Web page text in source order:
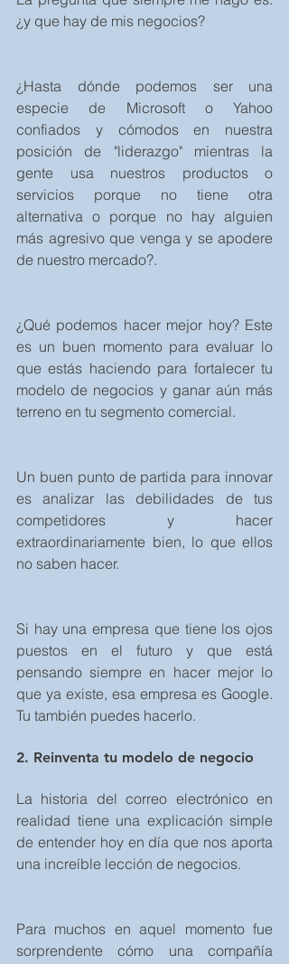
¿y que hay de mis negocios?
¿Hasta dónde podemos ser una
especie de Microsoft o Yahoo
confiados y cómodos en nuestra
posición de "liderazgo" mientras la
gente usa nuestros productos o
servicios porque no tiene otra
alternativa o porque no hay alguien
más agresivo que venga y se apodere
de nuestro mercado?.
¿Qué podemos hacer mejor hoy? Este
es un buen momento para evaluar lo
que estás haciendo para fortalecer tu
modelo de negocios y ganar aún más
terreno en tu segmento comercial.
Un buen punto de partida para innovar
es analizar las debilidades de tus
competidores y hacer
extraordinariamente bien, lo que ellos
no saben hacer.
Si hay una empresa que tiene los ojos
puestos en el futuro y que está
pensando siempre en hacer mejor lo
que ya existe, esa empresa es Google.
Tu también puedes hacerlo.
2. Reinventa tu modelo de negocio
La historia del correo electrónico en
realidad tiene una explicación simple
de entender hoy en día que nos aporta
una increíble lección de negocios.
Para muchos en aquel momento fue
sorprendente cómo una compañía